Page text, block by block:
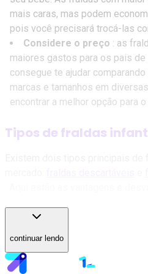
mais caras, mas podem
pois você precisará trocá-las
Considere o preço : as
maiores gastos para os pais de
consegue te ajudar
marcas e tamanhos em
encontrar a melhor opção para
Tipos de fraldas
Fraldas descartáveis
Asfraldas descartáveis
como polpa de celulose, plástico
continuar lendo